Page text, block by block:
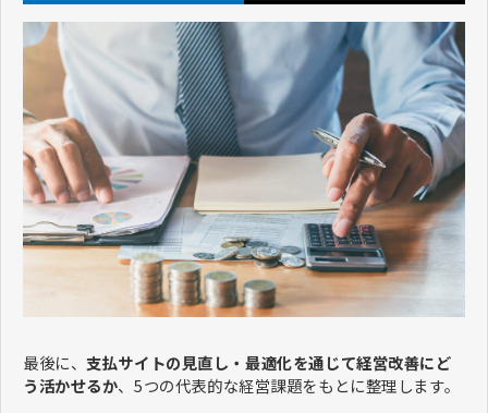
最後に、 支払サイトの見直し・最適化を通じて経営改善にど
う活かせるか、5つの代表的な経営課題をもとに整理します。